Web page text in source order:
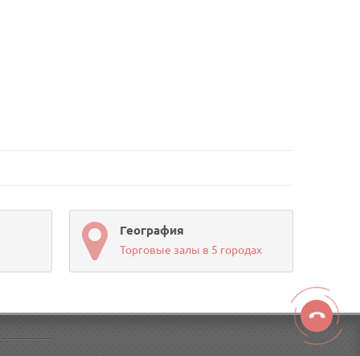
География
Торговые залы в 5 городах